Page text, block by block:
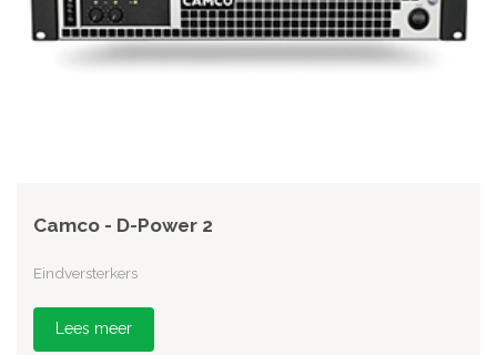
Camco - D-Power 2
Eindversterkers
Lees meer